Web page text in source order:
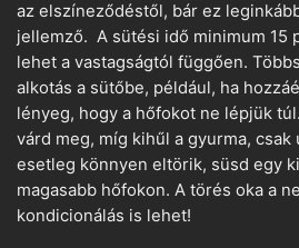
az elszíneződéstől, bár ez
jellemző. A sütési idő minimum 15
lehet a vastagságtól függően.
alkotás a sütőbe, például, ha
lényeg, hogy a hőfokot ne lépjük
várd meg, míg kihűl a gyurma, csak
esetleg könnyen eltörik, süsd egy
magasabb hőfokon. A törés oka a
kondicionálás is lehet!